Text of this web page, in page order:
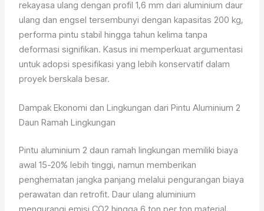
rekayasa ulang dengan profil 1,6 mm dari aluminium daur
ulang dan engsel tersembunyi dengan kapasitas 200 kg,
performa pintu stabil hingga tahun kelima tanpa
deformasi signifikan. Kasus ini memperkuat argumentasi
untuk adopsi spesifikasi yang lebih konservatif dalam
proyek berskala besar.
Dampak Ekonomi dan Lingkungan dari Pintu Aluminium 2
Daun Ramah Lingkungan
Pintu aluminium 2 daun ramah lingkungan memiliki biaya
awal 15-20% lebih tinggi, namun memberikan
penghematan jangka panjang melalui pengurangan biaya
perawatan dan retrofit. Daur ulang aluminium